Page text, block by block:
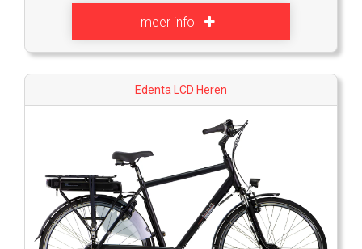
meer info
Edenta LCD Heren